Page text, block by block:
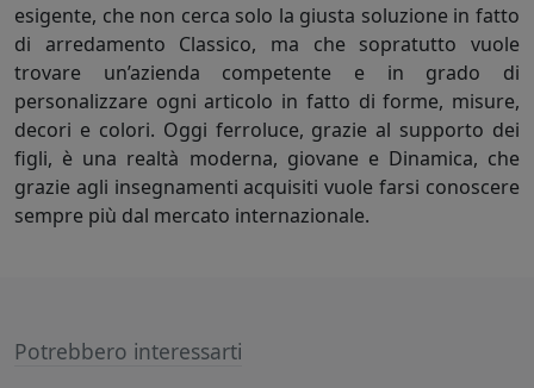
esigente, che non cerca solo la giusta soluzione in fatto
di arredamento Classico, ma che sopratutto vuole
trovare un’azienda competente e in grado di
personalizzare ogni articolo in fatto di forme, misure,
decori e colori. Oggi ferroluce, grazie al supporto dei
figli, è una realtà moderna, giovane e Dinamica, che
grazie agli insegnamenti acquisiti vuole farsi conoscere
sempre più dal mercato internazionale.
Potrebbero interessarti